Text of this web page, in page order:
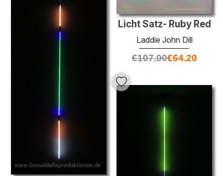
Licht Satz- Ruby Red
Laddie John Dill
€107.00€64.20